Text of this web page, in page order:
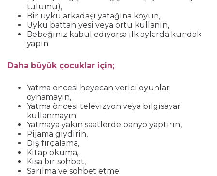
tulumu),
Bir uyku arkadaşı yatağına koyun,
Uyku battaniyesi veya örtü kullanın,
Bebeğiniz kabul ediyorsa ilk aylarda kundak
yapın.
Daha büyük çocuklar için;
Yatma öncesi heyecan verici oyunlar
oynamayın,
Yatma öncesi televizyon veya bilgisayar
kullanmayın,
Yatmaya yakın saatlerde banyo yaptırın,
Pijama giydirin,
Diş fırçalama,
Kitap okuma,
Kısa bir sohbet,
Sarılma ve sohbet etme.